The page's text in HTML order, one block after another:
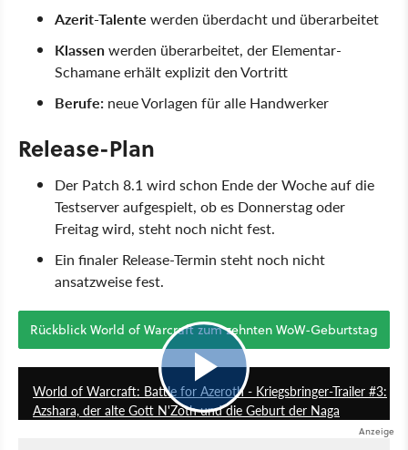
Azerit-Talente werden überdacht und überarbeitet
Klassenwerden überarbeitet, der Elementar-
Schamane erhält explizit den Vortritt
Berufe: neue Vorlagen für alle Handwerker
Release-Plan
Der Patch 8.1 wird schon Ende der Woche auf die
Testserver aufgespielt, ob es Donnerstag oder
Freitag wird, steht noch nicht fest.
Ein finaler Release-Termin steht noch nicht
ansatzweise fest.
Rückblick World of Warcraft zum zehnten WoW-Geburtstag
7:15
World of Warcraft: Battle for Azeroth - Kriegsbringer-Trailer #3:
Azshara, der alte Gott N'Zoth und die Geburt der Naga